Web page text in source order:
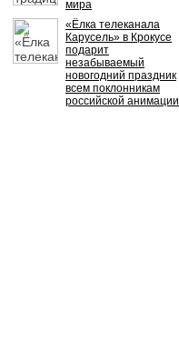
мира
«Ёлка телеканала
Карусель» в Крокусе
подарит
незабываемый
новогодний праздник
всем поклонникам
российской анимации